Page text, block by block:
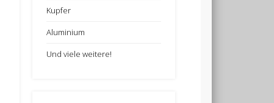
Kupfer
Aluminium
Und viele weitere!